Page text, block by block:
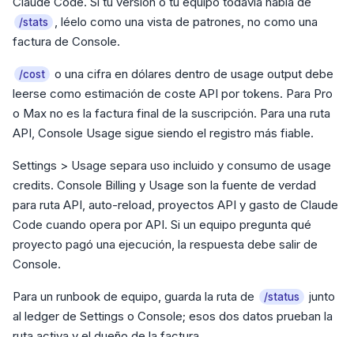
/stats
, léelo como una vista de patrones, no como una
factura de Console.
/cost
o una cifra en dólares dentro de usage output debe
leerse como estimación de coste API por tokens. Para Pro
o Max no es la factura final de la suscripción. Para una ruta
API, Console Usage sigue siendo el registro más fiable.
Settings > Usage separa uso incluido y consumo de usage
credits. Console Billing y Usage son la fuente de verdad
para ruta API, auto-reload, proyectos API y gasto de Claude
Code cuando opera por API. Si un equipo pregunta qué
proyecto pagó una ejecución, la respuesta debe salir de
Console.
Para un runbook de equipo, guarda la ruta de /status
junto
al ledger de Settings o Console; esos dos datos prueban la